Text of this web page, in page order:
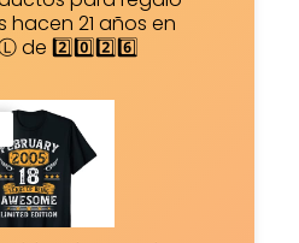
hacen 21 años en
2️⃣0️⃣2️⃣6️⃣